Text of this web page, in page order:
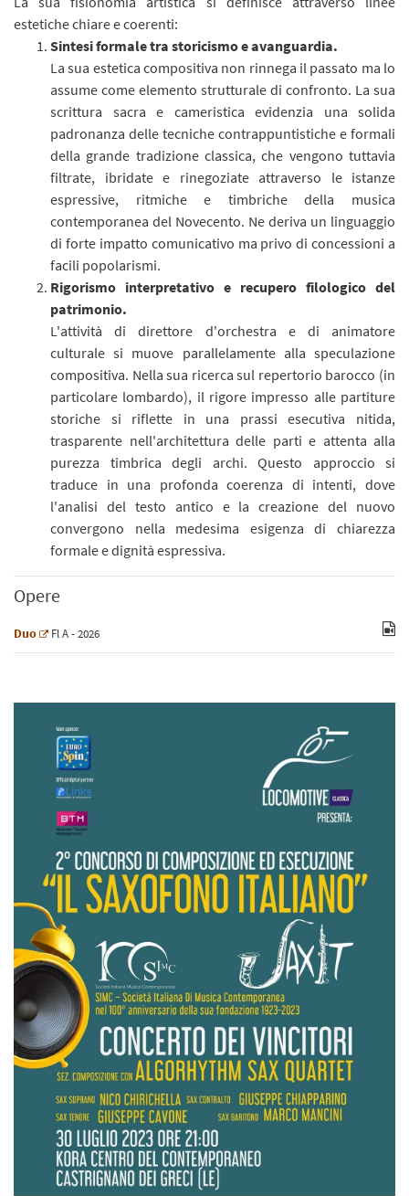
estetiche chiare e coerenti:
Sintesi formale tra storicismo e avanguardia.
La sua estetica compositiva non rinnega il passato ma lo
assume come elemento strutturale di confronto. La sua
scrittura sacra e cameristica evidenzia una solida
padronanza delle tecniche contrappuntistiche e formali
della grande tradizione classica, che vengono tuttavia
filtrate, ibridate e rinegoziate attraverso le istanze
espressive, ritmiche e timbriche della musica
contemporanea del Novecento. Ne deriva un linguaggio
di forte impatto comunicativo ma privo di concessioni a
facili popolarismi.
Rigorismo interpretativo e recupero filologico del
patrimonio.
L'attività di direttore d'orchestra e di animatore
culturale si muove parallelamente alla speculazione
compositiva. Nella sua ricerca sul repertorio barocco (in
particolare lombardo), il rigore impresso alle partiture
storiche si riflette in una prassi esecutiva nitida,
trasparente nell'architettura delle parti e attenta alla
purezza timbrica degli archi. Questo approccio si
traduce in una profonda coerenza di intenti, dove
l'analisi del testo antico e la creazione del nuovo
convergono nella medesima esigenza di chiarezza
formale e dignità espressiva.
Opere
Duo FlA- 2026